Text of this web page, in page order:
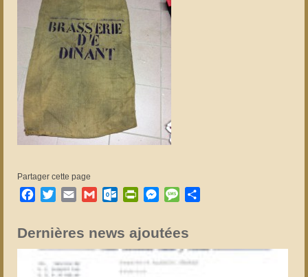
Partager cette page
Facebook
TwitterEmail GmailOutlook.com
PrintFriendly
Messenger
Message
Dernières news ajoutées